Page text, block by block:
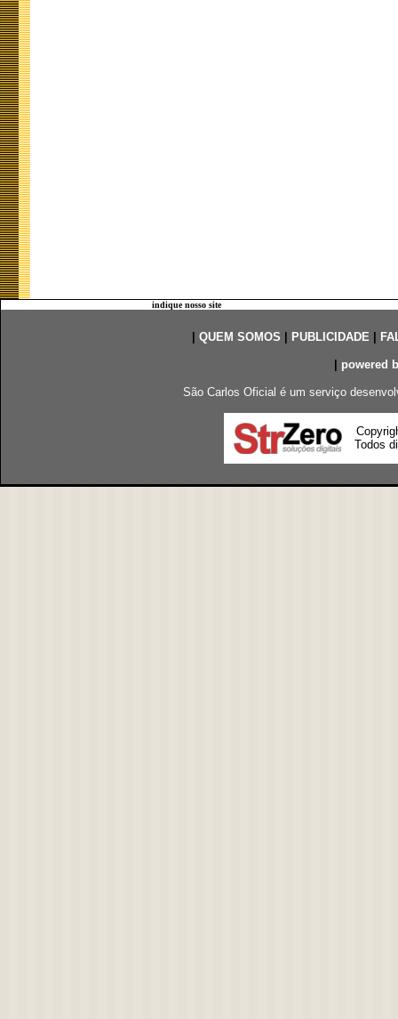
indique nosso site
QUEM SOMOS PUBLICIDADE|
powered
São Carlos Oficial é um serviço
Todos